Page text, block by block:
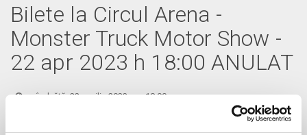
Bilete la Circul Arena -
Monster Truck Motor Show -
22 apr 2023 h 18:00 ANULAT
sâmbătă, 22 aprilie 2023 ora 18:00
Bistrita, Strada Aerodromului (Vis-a-vis de noua Sala Polivalenta)